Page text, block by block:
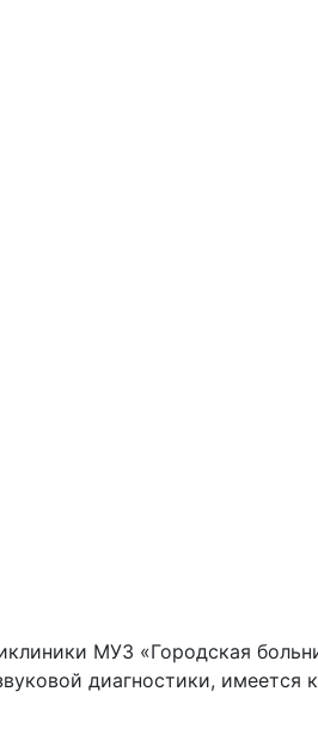
МУЗ «Городская
диагностики, имеется